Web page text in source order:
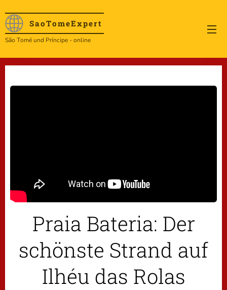
SaoTomeExpert
São Tomé und Príncipe - online
Praia Bateria: Der
schönste Strand auf
Ilhéu das Rolas